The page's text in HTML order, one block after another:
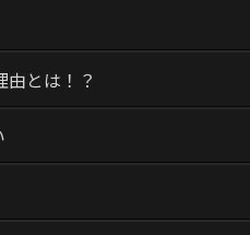
とは！？